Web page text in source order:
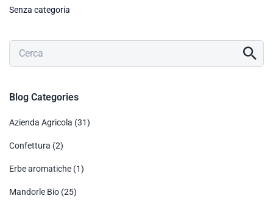
Senza categoria
Blog Categories
Azienda Agricola (31)
Confettura (2)
Erbe aromatiche (1)
Mandorle Bio (25)